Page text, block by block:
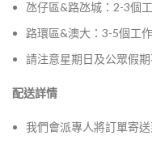
氹仔區&路氹城：2-3個
路環區&澳大：3-5個工
請注意星期日及公眾假期
配送詳情
我們會派專人將訂單寄